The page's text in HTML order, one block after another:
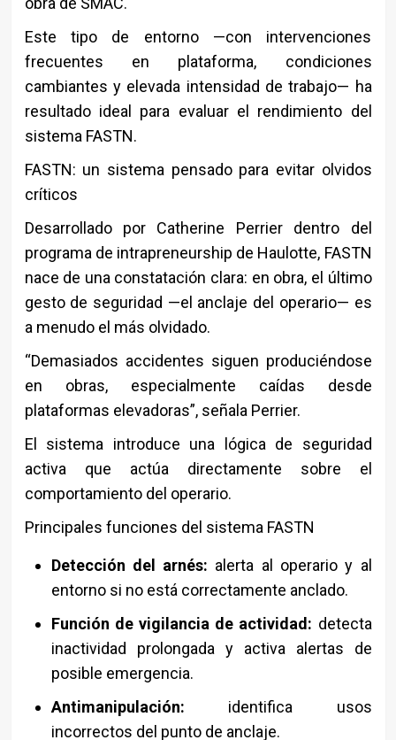
Este tipo de entorno —con intervenciones
frecuentes en plataforma, condiciones
cambiantes y elevada intensidad de trabajo— ha
resultado ideal para evaluar el rendimiento del
sistema FASTN.
FASTN: un sistema pensado para evitar olvidos
críticos
Desarrollado por Catherine Perrierdentro del
programa de intrapreneurship de Haulotte, FASTN
nace de una constatación clara: en obra, el último
gesto de seguridad —el anclaje del operario— es
a menudo el más olvidado.
“Demasiados accidentes siguen produciéndose
en obras, especialmente caídas desde
plataformas elevadoras”, señala Perrier.
El sistema introduce una lógica de seguridad
activa que actúa directamente sobre el
comportamiento del operario.
Principales funciones del sistema FASTN
Detección del arnés: alerta al operario y al
entorno si no está correctamente anclado.
Función de vigilancia de actividad: detecta
inactividad prolongada y activa alertas de
posible emergencia.
Antimanipulación: identifica usos
incorrectos del punto de anclaje.